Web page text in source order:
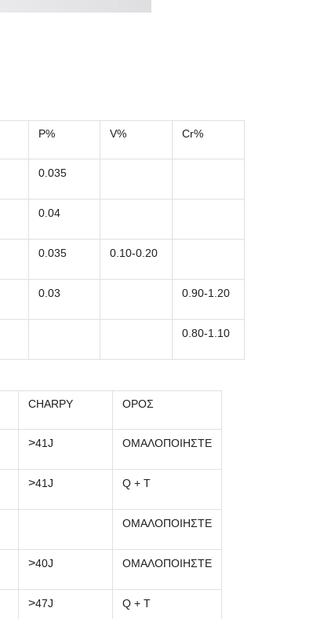
P% V% Cr%
0.035
0.04
0.035 0.10-0.20
0.03 0.90-1.20
0.80-1.10
CHARPY ΟΡΟΣ
>41J ΟΜΑΛΟΠΟΙΗΣΤΕ
>41J Q + Τ
ΟΜΑΛΟΠΟΙΗΣΤΕ
>40J ΟΜΑΛΟΠΟΙΗΣΤΕ
>47J Q + Τ